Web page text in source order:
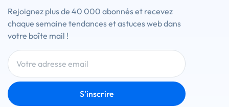
Rejoignez plus de 40 000 abonnés et recevez
chaque semaine tendances et astuces web dans
votre boîte mail !
S'inscrire